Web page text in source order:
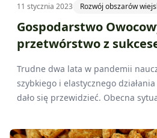
11 stycznia 2023 Rozwój obszarów
Gospodarstwo
przetwórstwo z
Trudne dwa lata w pandemii
szybkiego i elastycznego
dało się przewidzieć. Obecna
rolnikiem, prowadząc